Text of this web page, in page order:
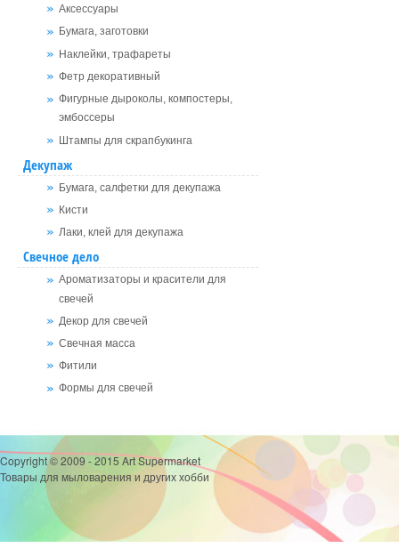
Аксессуары
Бумага, заготовки
Наклейки, трафареты
Фетр декоративный
Фигурные дыроколы, компостеры,
эмбоссеры
Штампы для скрапбукинга
Декупаж
Бумага, салфетки для декупажа
Кисти
Лаки, клей для декупажа
Свечное дело
Ароматизаторы и красители для
свечей
Декор для свечей
Свечная масса
Фитили
Формы для свечей
Copyright © 2009 - 2015 Art Supermarket
Товары для мыловарения и других хобби